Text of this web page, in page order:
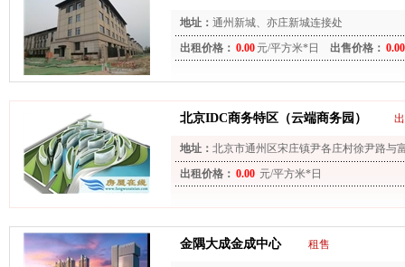
地址： 通州新城、亦庄新城连接处
出租价格： 0.00 元/平方米*日 出售价格： 0.00
北京IDC商务特区（云端商务园）
地址： 北京市通州区宋庄镇尹各庄村徐尹路与
出租价格： 0.00 元/平方米*日
金隅大成金成中心 租售